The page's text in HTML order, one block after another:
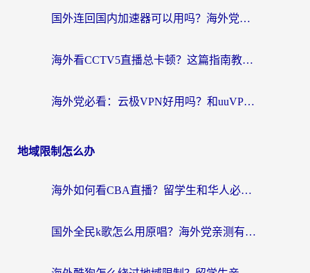
国外连回国内加速器可以用吗？海外党亲测实用指南，解决追剧游戏卡顿难题
海外看CCTV5直播总卡顿？这篇指南教你选对回国加速器，无缝刷国内资源
海外党必看：云极VPN好用吗？和uuVPN对比哪个回国效果更好？附真实体验+避坑指南
地域限制怎么办
海外如何看CBA直播？留学生和华人必看的无卡顿观赛指南
国外全民k歌怎么用原唱？海外党亲测有效的回国加速解决方案